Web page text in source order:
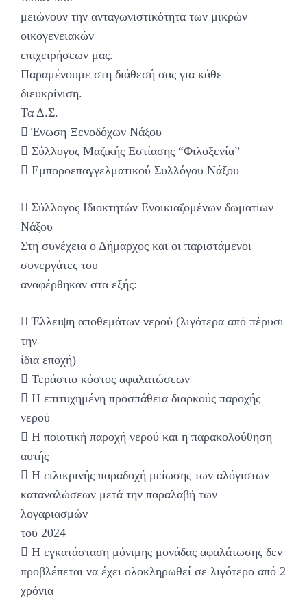
μειώνουν την ανταγωνιστικότητα των μικρών
οικογενειακών
επιχειρήσεων μας.
Παραμένουμε στη διάθεσή σας για κάθε
διευκρίνιση.
Τα Δ.Σ.
 Ένωση Ξενοδόχων Νάξου –
 Σύλλογος Μαζικής Εστίασης “Φιλοξενία”
 Εμποροεπαγγελματικού Συλλόγου Νάξου
 Σύλλογος Ιδιοκτητών Ενοικιαζομένων δωματίων
Νάξου
Στη συνέχεια ο Δήμαρχος και οι παριστάμενοι
συνεργάτες του
αναφέρθηκαν στα εξής:
 Έλλειψη αποθεμάτων νερού (λιγότερα από πέρυσι
την
ίδια εποχή)
 Τεράστιο κόστος αφαλατώσεων
 Η επιτυχημένη προσπάθεια διαρκούς παροχής
νερού
 Η ποιοτική παροχή νερού και η παρακολούθηση
αυτής
 Η ειλικρινής παραδοχή μείωσης των αλόγιστων
καταναλώσεων μετά την παραλαβή των
λογαριασμών
του 2024
 Η εγκατάσταση μόνιμης μονάδας αφαλάτωσης δεν
προβλέπεται να έχει ολοκληρωθεί σε λιγότερο από 2
χρόνια